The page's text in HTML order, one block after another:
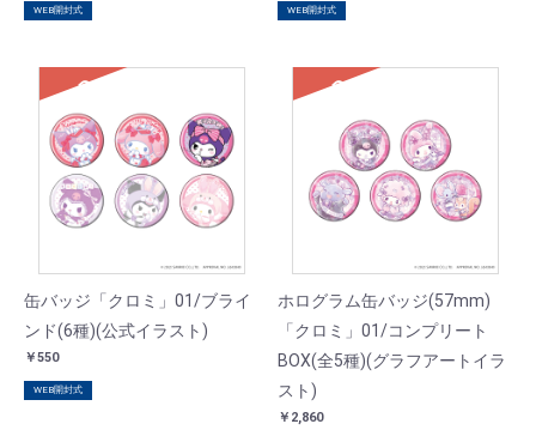
WEB開封式 WEB開封式
SOLD
缶バッジ「クロミ」01/ブライ
ンド(6種)(公式イラスト)
￥550
WEB開封式
SOLD
ホログラム缶バッジ(57mm)
「クロミ」01/コンプリート
BOX(全5種)(グラフアートイラ
スト)
￥2,860